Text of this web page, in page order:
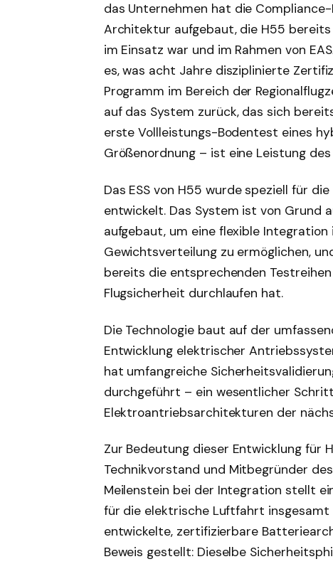
das Unternehmen hat die
Architektur aufgebaut, die H55
im Einsatz war und im Rahmen von
es, was acht Jahre disziplinierte
Programm im Bereich der
auf das System zurück, das sich
erste Vollleistungs-Bodentest eines
Größenordnung – ist eine Leistung des
Das ESS von H55 wurde speziell für
entwickelt. Das System ist von Grund
aufgebaut, um eine flexible
Gewichtsverteilung zu ermöglichen,
bereits die entsprechenden
Flugsicherheit durchlaufen hat.
Die Technologie baut auf der
Entwicklung elektrischer
hat umfangreiche
durchgeführt – ein wesentlicher
Elektroantriebsarchitekturen der
Zur Bedeutung dieser Entwicklung für
Technikvorstand und Mitbegründer
Meilenstein bei der Integration stellt
für die elektrische Luftfahrt insgesamt
entwickelte, zertifizierbare
Beweis gestellt: Dieselbe